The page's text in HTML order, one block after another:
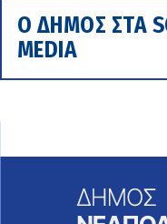
Ο ΔΗΜΟΣ ΣΤΑ
MEDIA